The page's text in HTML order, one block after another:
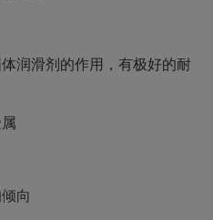
润滑剂的作用，有极好的耐
向